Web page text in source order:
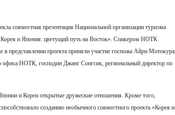
совместная презентация Национальной организации туризма
и Япония: цветущий путь на Восток». Спикером НОТК
представлении проекта приняли участие госпожа Айри Мотокура,
офиса НОТК, господин Джанг Cонгсик, региональный директор по
и Кореи открытые дружеские отношения. Кроме того,
созданию необычного совместного проекта «Корея и